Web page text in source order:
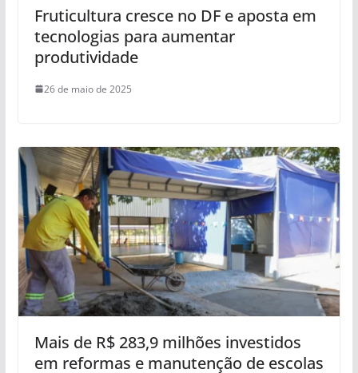
Fruticultura cresce no DF e aposta em
tecnologias para aumentar
produtividade
26 de maio de 2025
Mais de R$ 283,9 milhões investidos
em reformas e manutenção de escolas